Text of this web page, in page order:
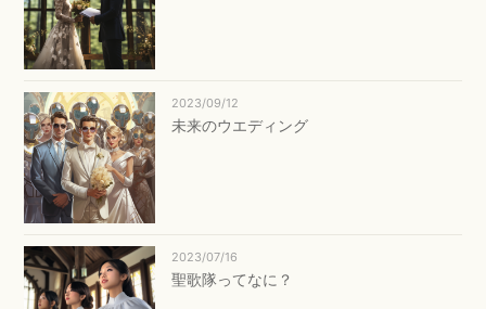
2023/09/12
未来のウエディング
2023/07/16
聖歌隊ってなに？